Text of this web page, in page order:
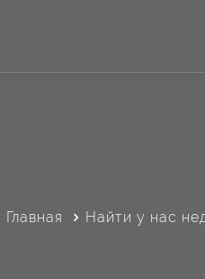
Главная Найти у нас